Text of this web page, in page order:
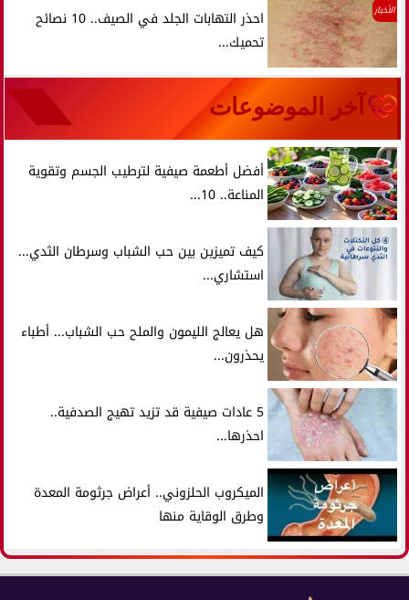
الأخبار
احذر التهابات الجلد في الصيف.. 10 نصائح
تحميك...
آخر الموضوعات
أفضل أطعمة صيفية لترطيب الجسم وتقوية
المناعة.. 10...
كيف تميزين بين حب الشباب وسرطان الثدي...
استشاري...
هل يعالج الليمون والملح حب الشباب... أطباء
يحذرون...
5 عادات صيفية قد تزيد تهيج الصدفية..
احذرها...
الميكروب الحلزوني.. أعراض جرثومة المعدة
وطرق الوقاية منها